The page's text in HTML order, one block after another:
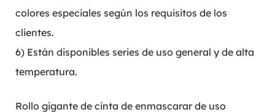
colores especiales según los requisitos de los
clientes.
6) Están disponibles series de uso general y de alta
temperatura.
Rollo gigante de cinta de enmascarar de uso